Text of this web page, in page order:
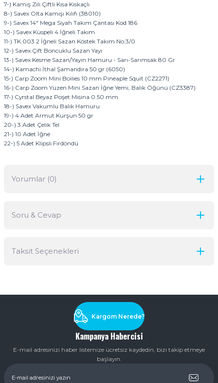
7-) Kamış Zili Çiftli Kısa Kıskaçlı
8-) Savex Olta Kamışı Kılıfı (38010)
9-) Savex 14" Mega Siyah Takım Çantası Kod 186
10-) Savex Küspeli 4 İğneli Takım
11-) TK.003 2 İğneli Sazan Köstek Takım No:3/0
12-) Savex Çift Boncuklu Sazan Yayı
13-) Savex Kesme Sazan/Yayın Hamuru - Sarı-Sarımsak 80 Gr
14-) Kamachi İthal Şamandıra 50 gr (6050)
15-) Carp Zoom Mini Boilies 10 mm Pineaple Squit (CZ2271)
16-) Carp Zoom Yüzen Mini Sazan İğne Yemi, Balık Öğünü (CZ3387)
17-) Cyrstal Beyaz Poşet Misina 0.50 mm
18-) Savex Vakumlu Balık Hamuru
19-) 4 Adet Armut Kurşun 50 gr
20-) 3 Adet Çelik Tel
21-) 10 Adet İğne
22-) 5 Adet Klipsli Fırdöndü
Yorumlar (0)
Soru & Cevap
Taksit Seçenekleri
Kampanya Habercisi
E-mail adresinizi haber listemize ücretsiz kaydedin, bizi takip etmeye
başlayın.
Kargom Nerede?